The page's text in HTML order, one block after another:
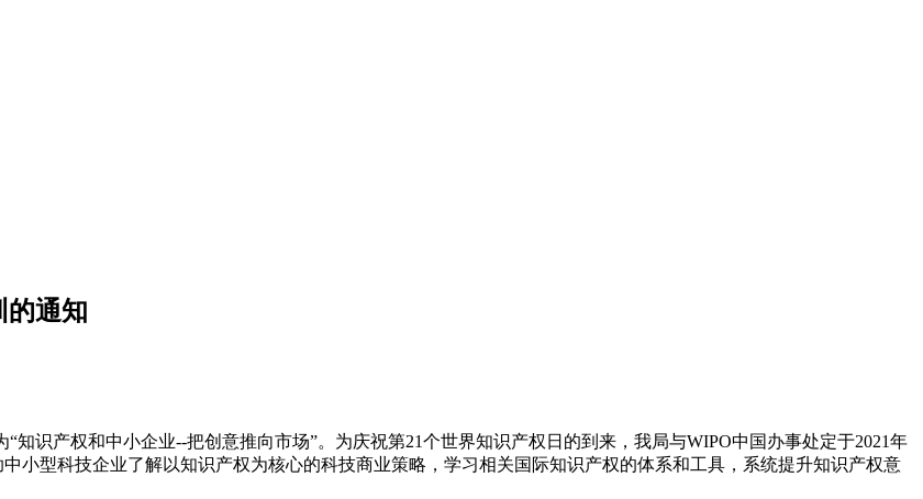
的通知
知识产权和中小企业--把创意推向市场”。为庆祝第21个世界知识产权日的到来，我局与WIPO中国办事处定于2021年
小型科技企业了解以知识产权为核心的科技商业策略，学习相关国际知识产权的体系和工具，系统提升知识产权意